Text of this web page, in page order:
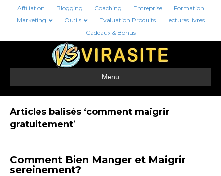
Affiliation Blogging Coaching Entreprise
Formation
Marketing
Outils Evaluation Produits
lectures livres
Cadeaux & Bonus
Menu
Articles balisés ‘comment maigrir
gratuitement’
Comment Bien Manger et Maigrir
sereinement?